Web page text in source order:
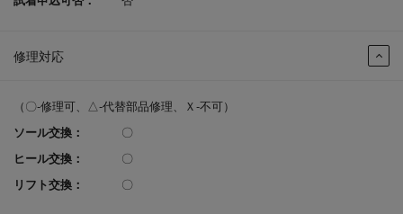
修理対応
（〇-修理可、△-代替部品修理、Ｘ-不可）
ソール交換：
〇
ヒール交換：
〇
リフト交換：
〇